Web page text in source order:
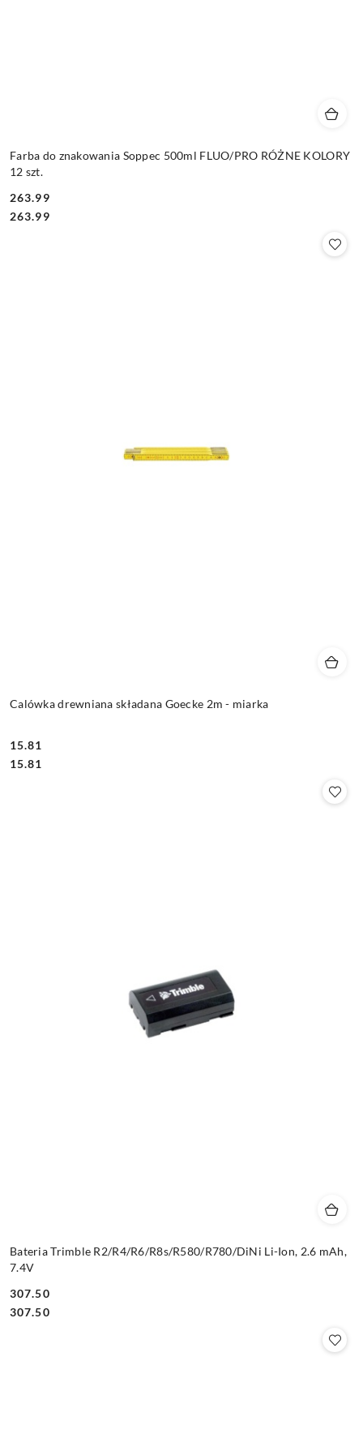
Farba do znakowania Soppec 500ml FLUO/PRO RÓŻNE KOLORY
12 szt.
Cena:
263.99
Cena:
263.99
Calówka drewniana składana Goecke 2m - miarka
Cena:
15.81
Cena:
15.81
Bateria Trimble R2/R4/R6/R8s/R580/R780/DiNi Li-Ion, 2.6 mAh,
7.4V
Cena:
307.50
Cena:
307.50